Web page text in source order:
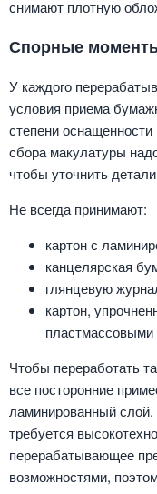
снимают плотную
Спорные
У каждого
условия приема
степени
сбора макулатуры
чтобы уточнить
Не всегда принимают:
картон с
канцелярская
глянцевую
картон,
Чтобы переработать
все посторонние
ламинированный слой.
требуется
перерабатывающее
возможностями,